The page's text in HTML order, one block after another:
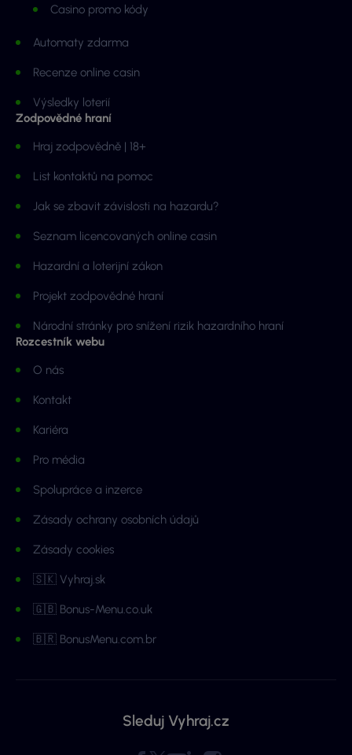
Casino promo kódy
Automaty zdarma
Recenze online casin
Výsledky loterií
Zodpovědné hraní
Hraj zodpovědně | 18+
List kontaktů na pomoc
Jak se zbavit závislosti na hazardu?
Seznam licencovaných online casin
Hazardní a loterijní zákon
Projekt zodpovědné hraní
Národní stránky pro snížení rizik hazardního hraní
Rozcestník webu
O nás
Kontakt
Kariéra
Pro média
Spolupráce a inzerce
Zásady ochrany osobních údajů
Zásady cookies
🇸🇰 Vyhraj.sk
🇬🇧 Bonus-Menu.co.uk
🇧🇷 BonusMenu.com.br
Sleduj Vyhraj.cz